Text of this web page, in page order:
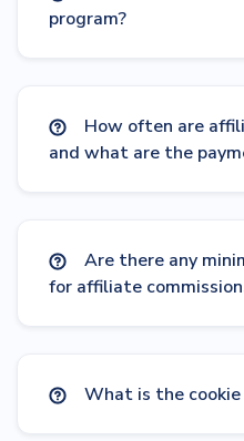
program?
How often are
and what are the
Are there any
for affiliate
What is the